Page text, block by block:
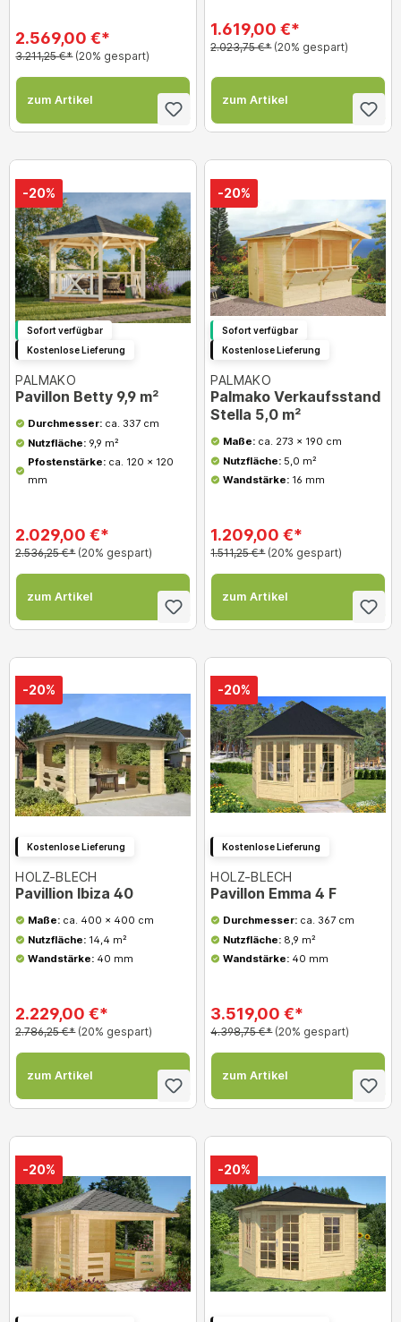
2.569,00 €*
3.211,25 €* (20% gespart)
zum Artikel
1.619,00 €*
2.023,75 €* (20% gespart)
zum Artikel
-20%
Sofort verfügbar
Kostenlose Lieferung
PALMAKO
Pavillon Betty 9,9 m²
Durchmesser: ca. 337 cm
Nutzfläche:9,9 m²
Pfostenstärke:ca. 120 x 120
mm
2.029,00 €*
2.536,25 €* (20% gespart)
zum Artikel
-20%
Sofort verfügbar
Kostenlose Lieferung
PALMAKO
Palmako Verkaufsstand
Stella 5,0 m²
Maße: ca. 273 x 190 cm
Nutzfläche: 5,0 m²
Wandstärke: 16 mm
1.209,00 €*
1.511,25 €* (20% gespart)
zum Artikel
-20%
Kostenlose Lieferung
HOLZ-BLECH
Pavillion Ibiza 40
Maße: ca. 400 x 400 cm
Nutzfläche: 14,4 m²
Wandstärke: 40 mm
2.229,00 €*
2.786,25 €* (20% gespart)
zum Artikel
-20%
Kostenlose Lieferung
HOLZ-BLECH
Pavillon Emma 4 F
Durchmesser:ca. 367 cm
Nutzfläche: 8,9 m²
Wandstärke: 40 mm
3.519,00 €*
4.398,75 €* (20% gespart)
zum Artikel
-20% -20%